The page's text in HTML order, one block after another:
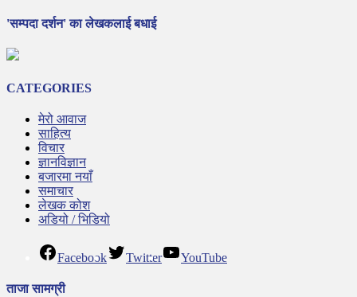
'सम्पदा दर्शन' का लेखकलाई बधाई
CATEGORIES
मेरो आवाज
साहित्य
विचार
ज्ञानविज्ञान
बजारमा नयाँ
समाचार
लेखक कोश
अडियो / भिडियो
Facebook Twitter YouTube
ताजा सामग्री